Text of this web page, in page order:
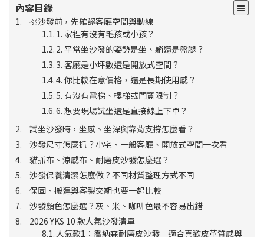
內容目錄
挑沙發前，先確認客廳空間與動線
1. 家裡有沒有毛孩或小孩？
2. 平常坐沙發的姿勢是坐、躺還是盤腿？
3. 客廳是小坪數還是開放式空間？
4. 你比較在意價格，還是長期使用感？
5. 有沒有電梯、樓梯或門寬限制？
6. 想要現場試坐還是直接線上下單？
試坐沙發時，坐感、坐深與靠背支撐怎麼看？
沙發尺寸怎麼抓？小宅、一般客廳、開放式空間一次看
貓抓布、涼感布、耐磨皮沙發怎麼選？
沙發保養清潔怎麼做？不同材質整理方式不同
保固、搬運與客製交期也要一起比較
沙發顏色怎麼選？灰、米、咖啡色最不容易出錯
2026 YKS 10 款人氣沙發清單
人氣款1：喬納森耐磨皮沙發｜適合喜歡皮革質感與